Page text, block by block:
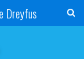
Dreyfus